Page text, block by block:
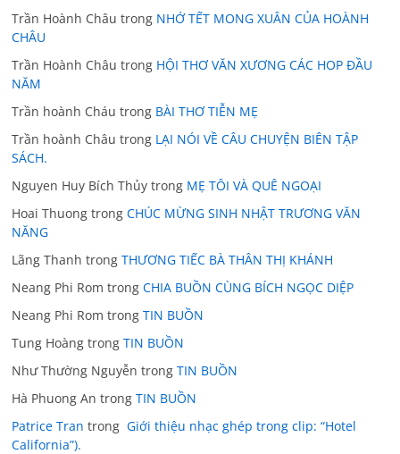
Trần Hoành Châu trong NHỚ TẾT MONG XUÂN CỦA HOÀNH
CHÂU
Trần Hoành Châu trong HỘI THƠ VĂN XƯƠNG CÁC HOP ĐẦU
NĂM
Trần hoành Cháu trong BÀI THƠ TIỄN MẸ
Trần hoành Châu trong LẠI NÓI VỀ CÂU CHUYỆN BIÊN TẬP
SÁCH.
Nguyen Huy Bích Thủy trong MẸ TÔI VÀ QUÊ NGOẠI
Hoai Thuong trongCHÚC MỪNG SINH NHẬT TRƯƠNG VĂN
NĂNG
Lãng Thanh trongTHƯƠNG TIẾC BÀ THÂN THỊ KHÁNH
Neang Phi Rom trongCHIA BUỒN CÙNG BÍCH NGỌC DIỆP
Neang Phi Rom trongTIN BUỒN
Tung Hoàng trongTIN BUỒN
Như Thường Nguyễn trongTIN BUỒN
Hà Phuong An trongTIN BUỒN
Patrice Tran trong Giới thiệu nhạc ghép trong clip: “Hotel
California”).